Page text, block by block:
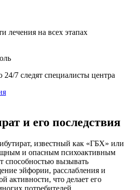
лечения на всех этапах
24/7 следят специалисты центра
и его последствия
известный как «ГБХ» или
и опасным психоактивным
способностью вызывать
эйфории, расслабления и
активности, что делает его
потребителей.